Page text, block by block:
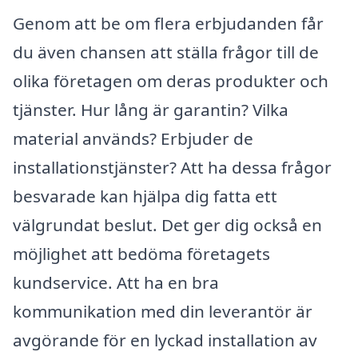
Genom att be om flera erbjudanden får
du även chansen att ställa frågor till de
olika företagen om deras produkter och
tjänster. Hur lång är garantin? Vilka
material används? Erbjuder de
installationstjänster? Att ha dessa frågor
besvarade kan hjälpa dig fatta ett
välgrundat beslut. Det ger dig också en
möjlighet att bedöma företagets
kundservice. Att ha en bra
kommunikation med din leverantör är
avgörande för en lyckad installation av